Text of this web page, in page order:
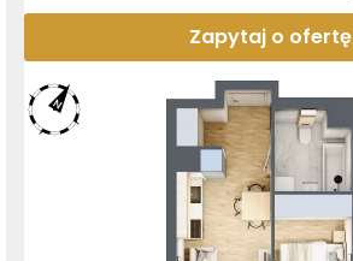
Zapytaj o ofertę